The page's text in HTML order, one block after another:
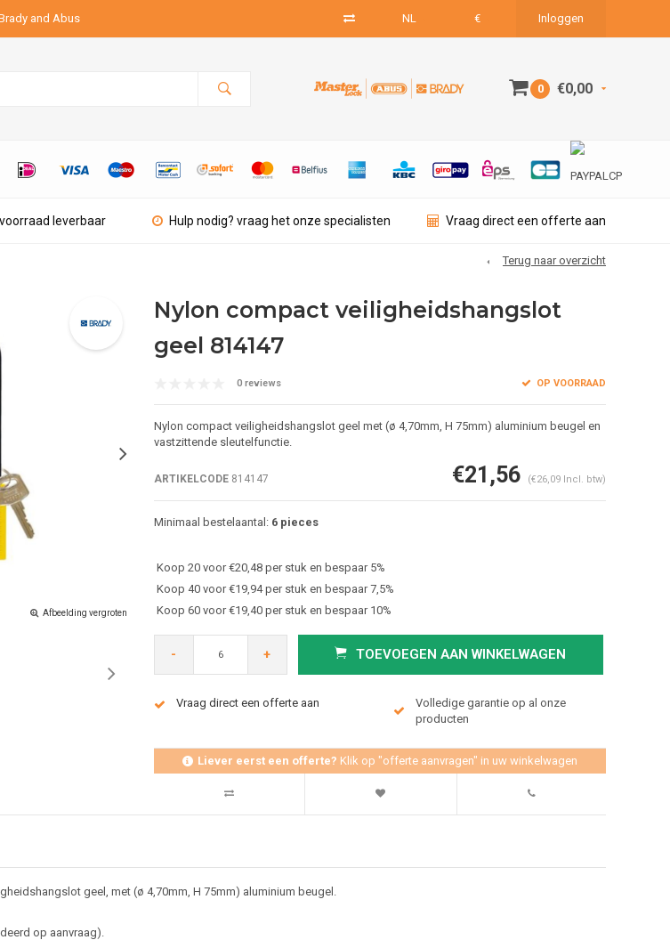
and Abus NL € Inloggen
0 €0,00
leverbaar Hulp nodig? vraag het onze specialisten Vraag direct een offerte aan
Terug naar overzicht
Afbeelding vergroten Afbeelding vergroten
Nylon compact veiligheidshangslot
geel 814147
0 reviews OP VOORRAAD
Nylon compact veiligheidshangslot geel met (ø 4,70mm, H 75mm) aluminium beugel en
vastzittende sleutelfunctie.
ARTIKELCODE814147 €21,56 (€26,09 Incl. btw)
Minimaal bestelaantal: 6 pieces
Koop 20 voor €20,48 per stuk en bespaar 5%
Koop 40 voor €19,94 per stuk en bespaar 7,5%
Koop 60 voor €19,40 per stuk en bespaar 10%
- + TOEVOEGEN AAN WINKELWAGEN
Vraag direct een offerte aan
Volledige garantie op al onze
producten
Liever eerst een offerte? Klik op "offerte aanvragen" in uw winkelwagen
geel, met (ø 4,70mm, H 75mm) aluminium beugel.
op aanvraag).